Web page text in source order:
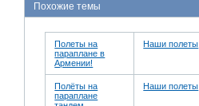
Похожие темы
Полеты на
параплане в
Армении!
Наши полеты
Полёты на
параплане
Наши полеты